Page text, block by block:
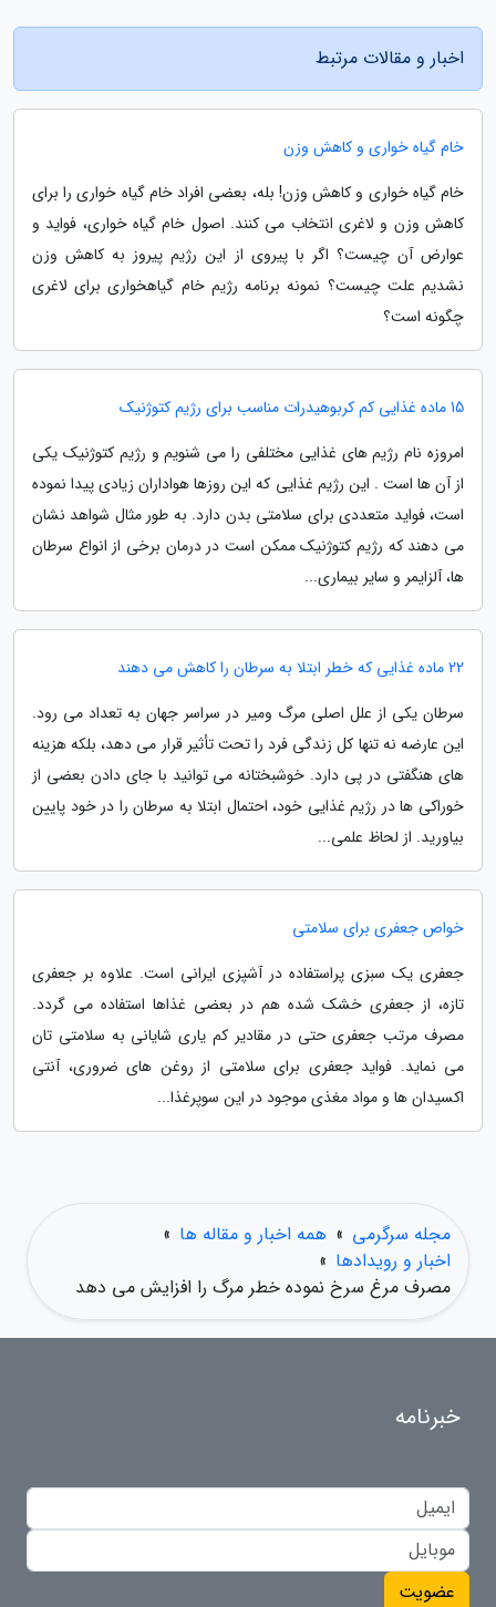
اخبار و مقالات مرتبط
خام گیاه خواری و کاهش وزن
خام گیاه خواری و کاهش وزن! بله، بعضی افراد خام گیاه خواری را برای
کاهش وزن و لاغری انتخاب می کنند. اصول خام گیاه خواری، فواید و
عوارض آن چیست؟ اگر با پیروی از این رژیم پیروز به کاهش وزن
نشدیم علت چیست؟ نمونه برنامه رژیم خام گیاهخواری برای لاغری
چگونه است؟
15 ماده غذایی کم کربوهیدرات مناسب برای رژیم کتوژنیک
امروزه نام رژیم های غذایی مختلفی را می شنویم و رژیم کتوژنیک یکی
از آن ها است . این رژیم غذایی که این روزها هواداران زیادی پیدا نموده
است، فواید متعددی برای سلامتی بدن دارد. به طور مثال شواهد نشان
می دهند که رژیم کتوژنیک ممکن است در درمان برخی از انواع سرطان
ها، آلزایمر و سایر بیماری...
22 ماده غذایی که خطر ابتلا به سرطان را کاهش می دهند
سرطان یکی از علل اصلی مرگ ومیر در سراسر جهان به تعداد می رود.
این عارضه نه تنها کل زندگی فرد را تحت تأثیر قرار می دهد، بلکه هزینه
های هنگفتی در پی دارد. خوشبختانه می توانید با جای دادن بعضی از
خوراکی ها در رژیم غذایی خود، احتمال ابتلا به سرطان را در خود پایین
بیاورید. از لحاظ علمی...
خواص جعفری برای سلامتی
جعفری یک سبزی پراستفاده در آشپزی ایرانی است. علاوه بر جعفری
تازه، از جعفری خشک شده هم در بعضی غذاها استفاده می گردد.
مصرف مرتب جعفری حتی در مقادیر کم یاری شایانی به سلامتی تان
می نماید. فواید جعفری برای سلامتی از روغن های ضروری، آنتی
اکسیدان ها و مواد مغذی موجود در این سوپرغذا...
مجله سرگرمی » همه اخبار و مقاله ها »
اخبار و رویدادها »
مصرف مرغ سرخ نموده خطر مرگ را افزایش می دهد
خبرنامه
عضویت